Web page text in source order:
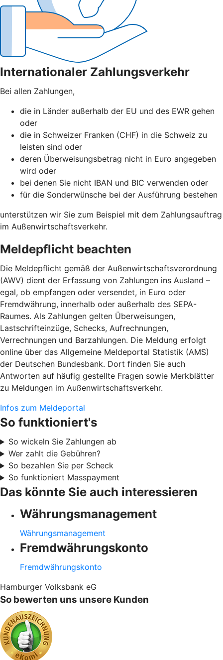
Internationaler Zahlungsverkehr
Bei allen Zahlungen,
die in Länder außerhalb der EU und des EWR gehen
oder
die in Schweizer Franken (CHF) in die Schweiz zu
leisten sind oder
deren Überweisungsbetrag nicht in Euro angegeben
wird oder
bei denen Sie nicht IBAN und BIC verwenden oder
für die Sonderwünsche bei der Ausführung bestehen
unterstützen wir Sie zum Beispiel mit dem Zahlungsauftrag
im Außenwirtschaftsverkehr.
Meldepflicht beachten
Die Meldepflicht gemäß der Außenwirtschaftsverordnung
(AWV) dient der Erfassung von Zahlungen ins Ausland –
egal, ob empfangen oder versendet, in Euro oder
Fremdwährung, innerhalb oder außerhalb des SEPA-
Raumes. Als Zahlungen gelten Überweisungen,
Lastschrifteinzüge, Schecks, Aufrechnungen,
Verrechnungen und Barzahlungen. Die Meldung erfolgt
online über das Allgemeine Meldeportal Statistik (AMS)
der Deutschen Bundesbank. Dort finden Sie auch
Antworten auf häufig gestellte Fragen sowie Merkblätter
zu Meldungen im Außenwirtschaftsverkehr.
Infos zum Meldeportal
So funktioniert's
So wickeln Sie Zahlungen ab
Wer zahlt die Gebühren?
So bezahlen Sie per Scheck
So funktioniert Masspayment
Das könnte Sie auch interessieren
Währungsmanagement
Währungsmanagement
Fremdwährungskonto
Fremdwährungskonto
Hamburger Volksbank eG
So bewerten uns unsere Kunden